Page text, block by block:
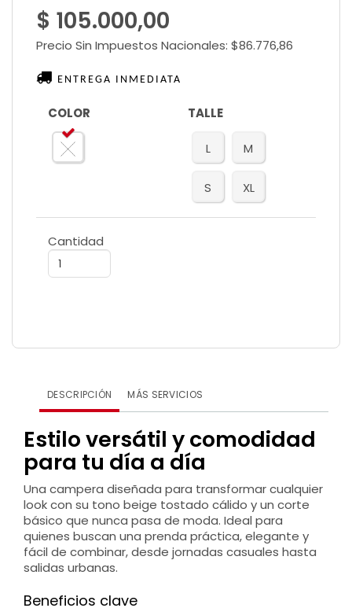
$ 105.000,00
Precio Sin Impuestos Nacionales: $86.776,86
ENTREGA INMEDIATA
COLOR TALLE
L M
S XL
Cantidad
DESCRIPCIÓN MÁS SERVICIOS
Estilo versátil y comodidad
para tu día a día
Una campera diseñada para transformar cualquier
look con su tono beige tostado cálido y un corte
básico que nunca pasa de moda. Ideal para
quienes buscan una prenda práctica, elegante y
fácil de combinar, desde jornadas casuales hasta
salidas urbanas.
Beneficios clave